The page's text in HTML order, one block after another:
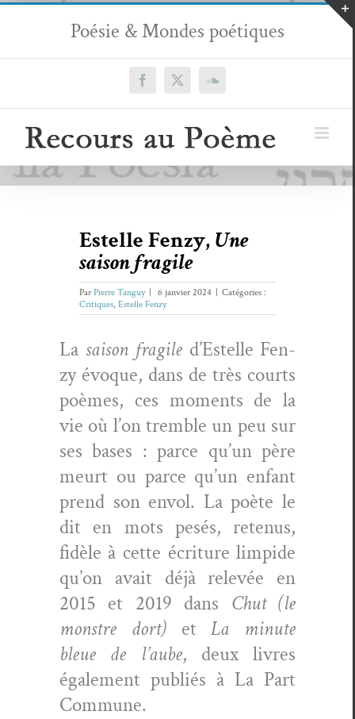
Passer
contenu
Poésie & Mondes poétiques
Facebook
X SoundCloud
Estelle Fenzy,Une
saison fragile
ParPierre Tanguy 6 janvier 2024
Catégories :
Critiques, Estelle Fenzy
La sai­son frag­ile d’Estelle Fen­
zy évoque, dans de très courts
poèmes, ces moments de la
vie où l’on trem­ble un peu sur
ses bases : parce qu’un père
meurt ou parce qu’un enfant
prend son envol. La poète le
dit en mots pesés, retenus,
fidèle à cette écri­t­ure limpi­de
qu’on avait déjà relevée en
2015 et 2019 dans Chut (le
mon­stre dort)etLa minute
bleue de l’aube, deux livres
égale­ment pub­liés à La Part
Commune.